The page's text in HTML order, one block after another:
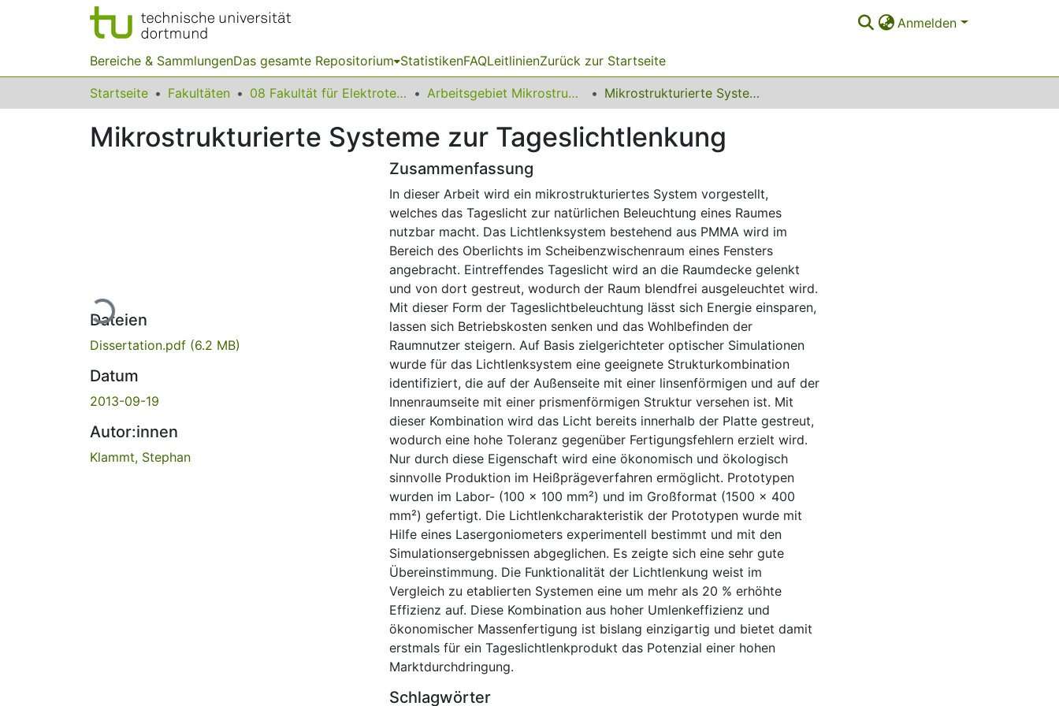
Anmelden
Bereiche & SammlungenDas gesamte Repositorium StatistikenFAQLeitlinienZurück zur Startseite
Startseite Fakultäten 08 Fakultät für Elektrotechnik und Informationstechnik Arbeitsgebiet Mikrostrukturtechnik Mikrostrukturierte Systeme zur Tageslichtlenkung
Mikrostrukturierte Systeme zur Tageslichtlenkung
Lade...
Dateien
Dissertation.pdf (6.2 MB)
Datum
2013-09-19
Autor:innen
Klammt, Stephan
Zusammenfassung
In dieser Arbeit wird ein mikrostrukturiertes System vorgestellt,
welches das Tageslicht zur natürlichen Beleuchtung eines Raumes
nutzbar macht. Das Lichtlenksystem bestehend aus PMMA wird im
Bereich des Oberlichts im Scheibenzwischenraum eines Fensters
angebracht. Eintreffendes Tageslicht wird an die Raumdecke gelenkt
und von dort gestreut, wodurch der Raum blendfrei ausgeleuchtet wird.
Mit dieser Form der Tageslichtbeleuchtung lässt sich Energie einsparen,
lassen sich Betriebskosten senken und das Wohlbefinden der
Raumnutzer steigern. Auf Basis zielgerichteter optischer Simulationen
wurde für das Lichtlenksystem eine geeignete Strukturkombination
identifiziert, die auf der Außenseite mit einer linsenförmigen und auf der
Innenraumseite mit einer prismenförmigen Struktur versehen ist. Mit
dieser Kombination wird das Licht bereits innerhalb der Platte gestreut,
wodurch eine hohe Toleranz gegenüber Fertigungsfehlern erzielt wird.
Nur durch diese Eigenschaft wird eine ökonomisch und ökologisch
sinnvolle Produktion im Heißprägeverfahren ermöglicht. Prototypen
wurden im Labor- (100 x 100 mm²) und im Großformat (1500 x 400
mm²) gefertigt. Die Lichtlenkcharakteristik der Prototypen wurde mit
Hilfe eines Lasergoniometers experimentell bestimmt und mit den
Simulationsergebnissen abgeglichen. Es zeigte sich eine sehr gute
Übereinstimmung. Die Funktionalität der Lichtlenkung weist im
Vergleich zu etablierten Systemen eine um mehr als 20 % erhöhte
Effizienz auf. Diese Kombination aus hoher Umlenkeffizienz und
ökonomischer Massenfertigung ist bislang einzigartig und bietet damit
erstmals für ein Tageslichtlenkprodukt das Potenzial einer hohen
Marktdurchdringung.
Schlagwörter